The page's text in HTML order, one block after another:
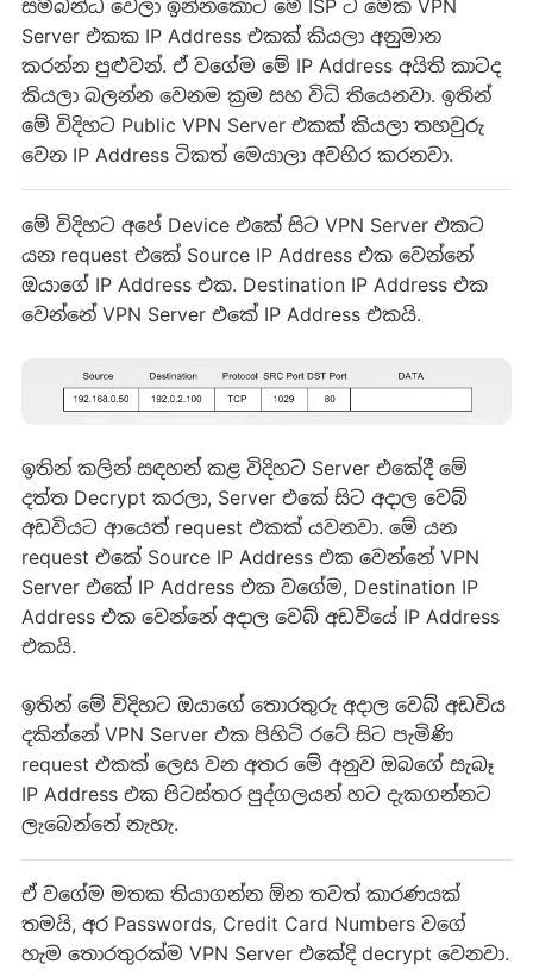
සම්බන්ධ වෙලා ඉන්නකොට මේ ISP ට මේක VPN
Server එකක IP Address එකක් කියලා අනුමාන
කරන්න පුළුවන්. ඒ වගේම මේ IP Address අයිති කාටද
කියලා බලන්න වෙනම ක්‍රම සහ විධි තියෙනවා. ඉතින්
මේ විදිහට Public VPN Server එකක් කියලා තහවුරු
වෙන IP Address ටිකත් මෙයාලා අවහිර කරනවා.
මේ විදිහට අප‍ේ Device එකේ සිට VPN Server එකට
යන request එකේ Source IP Address එක වෙන්නේ
ඔයාගේ IP Address එක. Destination IP Address එක
වෙන්නේ VPN Server එකේ IP Address එකයි.
ඉතින් කලින් සඳහන් කළ විදිහට Server එකේදී මේ
දත්ත Decrypt කරලා, Server එකේ සිට අදාල වෙබ්
අඩවියට ආයෙත් request එකක් යවනවා. මේ යන
request එකේ Source IP Address එක වෙන්නේ VPN
Server එකේ IP Address එක වගේම, Destination IP
Address එක වෙන්නේ අදාල වෙබ් අඩවියේ IP Address
එකයි.
ඉතින් මේ විදිහට ඔයාගේ තොරතුරු අදාල වෙබ් අඩවිය
දකින්නේ VPN Server එක පිහිටි රටේ සිට පැමිණි
request එකක් ලෙස වන අතර මේ අනුව ඔබගේ සැබෑ
IP Address එක පිටස්තර පුද්ගලයන් හට දැකගන්නට
ලැබෙන්නේ නැහැ.
ඒ වගේම මතක තියාගන්න ඕන තවත් කාරණයක්
තමයි, අර Passwords, Credit Card Numbers වගේ
හැම තොරතුරක්ම VPN Server එකේදි decrypt වෙනවා.